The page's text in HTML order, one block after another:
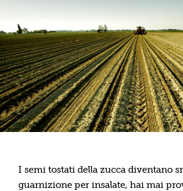
I semi tostati della zucca diventano
guarnizione per insalate, hai mai